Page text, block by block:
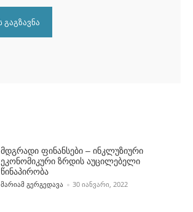
მდგრადი ფინანსები – ინკლუზიური
ეკონომიკური ზრდის აუცილებელი
წინაპირობა
POSTED BY
ᲛᲐᲠᲘᲐᲛ ᲒᲔᲠᲒᲔᲓᲐᲕᲐ 30 ᲘᲐᲜᲕᲐᲠᲘ, 2022